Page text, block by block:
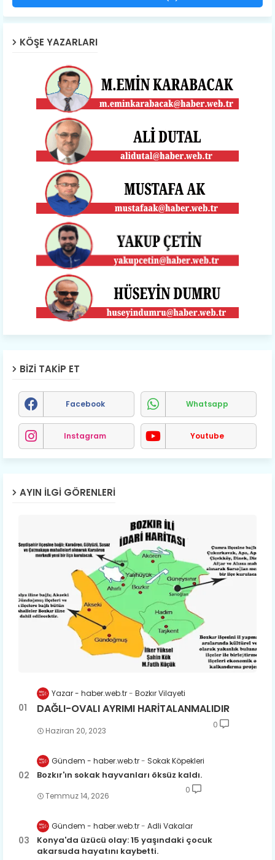
KÖŞE YAZARLARI
BIZI TAKIP ET
Facebook Whatsapp
Instagram Youtube
AYIN İLGI GÖRENLERI
Yazar - haber.web.tr Bozkır Vilayeti
DAĞLI-OVALI AYRIMI HARİTALANMALIDIR
Haziran 20, 2023
0
Gündem - haber.web.tr Sokak Köpekleri
Bozkır'ın sokak hayvanları öksüz kaldı.
Temmuz 14, 2026
0
Gündem - haber.web.tr Adli Vakalar
Konya'da üzücü olay: 15 yaşındaki çocuk
akarsuda hayatını kaybetti.